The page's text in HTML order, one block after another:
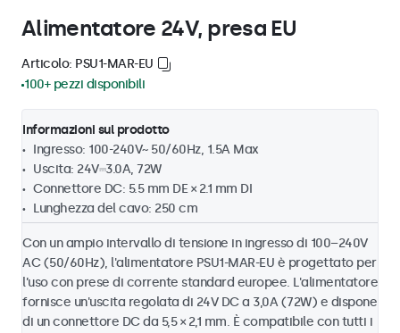
Alimentatore 24V, presa EU
Articolo: PSU1-MAR-EU
100+ pezzi disponibili
Informazioni sul prodotto
Ingresso: 100-240V~ 50/60Hz, 1.5A Max
Uscita: 24V⎓3.0A, 72W
Connettore DC: 5.5 mm DE × 2.1 mm DI
Lunghezza del cavo: 250 cm
Con un ampio intervallo di tensione in ingresso di 100–240V
AC (50/60Hz), l'alimentatore PSU1-MAR-EU è progettato per
l’uso con prese di corrente standard europee. L'alimentatore
fornisce un'uscita regolata di 24V DC a 3,0A (72W) e dispone
di un connettore DC da 5,5 × 2,1 mm. È compatibile con tutti i